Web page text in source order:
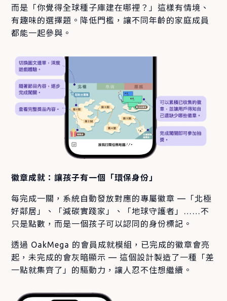
而是「你覺得全球種子庫建在哪裡？」這樣有情境、
有趣味的選擇題。降低門檻，讓不同年齡的家庭成員
都能一起參與。
徽章成就：讓孩子有一個「環保身份」
每完成一關，系統自動發放對應的專屬徽章 —「北極
好鄰居」、「減碳實踐家」、「地球守護者」……不
只是點數，而是一個孩子可以認同的身份標記。
透過 OakMega 的會員成就模組，已完成的徽章會亮
起，未完成的會灰暗顯示 — 這個設計製造了一種「差
一點就集齊了」的驅動力，讓人忍不住想繼續。